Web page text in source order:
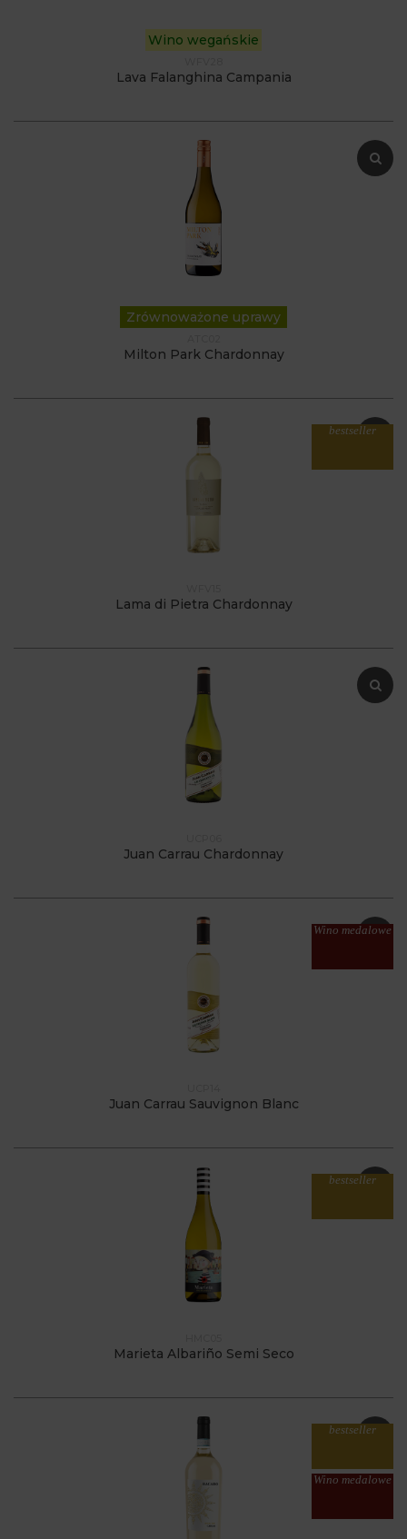
Wino wegańskie
Lava Falanghina Campania
Zrównoważone uprawy
Milton Park Chardonnay
bestseller
Lama di Pietra Chardonnay
Juan Carrau Chardonnay
Wino medalowe
Juan Carrau Sauvignon Blanc
bestseller
Marieta Albariño Semi Seco
bestseller
Wino medalowe